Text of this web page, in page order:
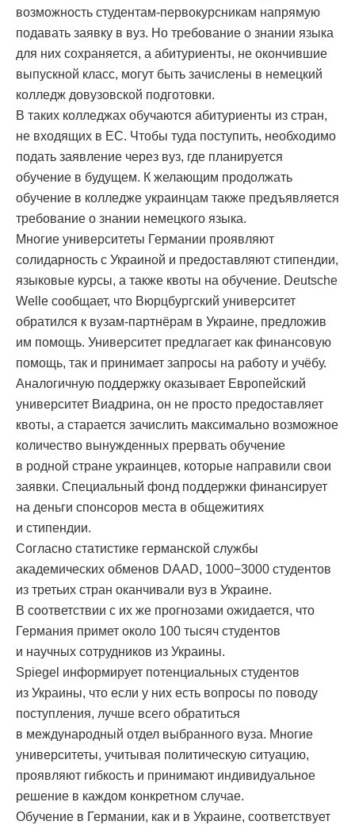
возможность студентам-первокурсникам напрямую
подавать заявку в вуз. Но требование о знании языка
для них сохраняется, а абитуриенты, не окончившие
выпускной класс, могут быть зачислены в немецкий
колледж довузовской подготовки.
В таких колледжах обучаются абитуриенты из стран,
не входящих в ЕС. Чтобы туда поступить, необходимо
подать заявление через вуз, где планируется
обучение в будущем. К желающим продолжать
обучение в колледже украинцам также предъявляется
требование о знании немецкого языка.
Многие университеты Германии проявляют
солидарность с Украиной и предоставляют стипендии,
языковые курсы, а также квоты на обучение. Deutsche
Welle сообщает, что Вюрцбургский университет
обратился к вузам-партнёрам в Украине, предложив
им помощь. Университет предлагает как финансовую
помощь, так и принимает запросы на работу и учёбу.
Аналогичную поддержку оказывает Европейский
университет Виадрина, он не просто предоставляет
квоты, а старается зачислить максимально возможное
количество вынужденных прервать обучение
в родной стране украинцев, которые направили свои
заявки. Специальный фонд поддержки финансирует
на деньги спонсоров места в общежитиях
и стипендии.
Согласно статистике германской службы
академических обменов DAAD, 1000−3000 студентов
из третьих стран оканчивали вуз в Украине.
В соответствии с их же прогнозами ожидается, что
Германия примет около 100 тысяч студентов
и научных сотрудников из Украины.
Spiegel информирует потенциальных студентов
из Украины, что если у них есть вопросы по поводу
поступления, лучше всего обратиться
в международный отдел выбранного вуза. Многие
университеты, учитывая политическую ситуацию,
проявляют гибкость и принимают индивидуальное
решение в каждом конкретном случае.
Обучение в Германии, как и в Украине, соответствует